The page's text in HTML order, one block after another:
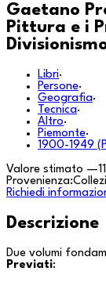
Gaetano
Pittura e i
Libri·
Persone·
Geografia·
Tecnica·
Altro·
Piemonte·
1900-1949
Valore stimato —
Provenienza:
Richiedi
Descrizione
Due volumi
Previati: